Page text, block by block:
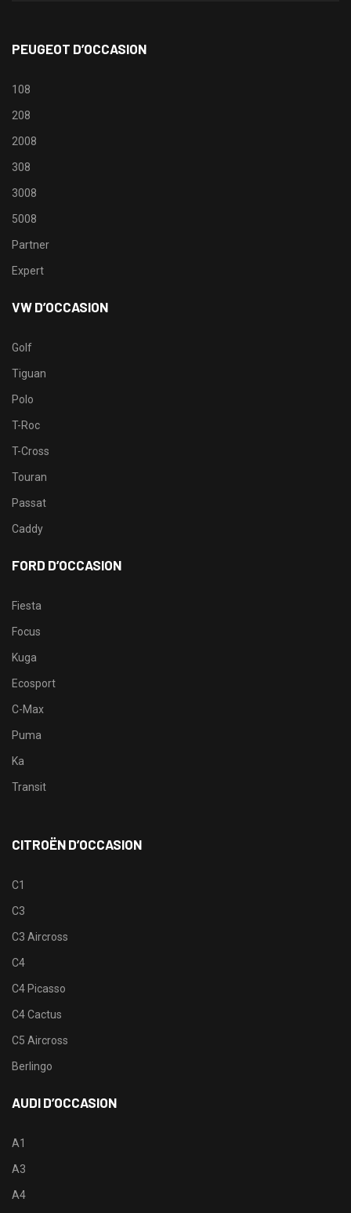
PEUGEOT D’OCCASION
108
208
2008
308
3008
5008
Partner
Expert
VW D’OCCASION
Golf
Tiguan
Polo
T-Roc
T-Cross
Touran
Passat
Caddy
FORD D’OCCASION
Fiesta
Focus
Kuga
Ecosport
C-Max
Puma
Ka
Transit
CITROËN D’OCCASION
C1
C3
C3 Aircross
C4
C4 Picasso
C4 Cactus
C5 Aircross
Berlingo
AUDI D’OCCASION
A1
A3
A4